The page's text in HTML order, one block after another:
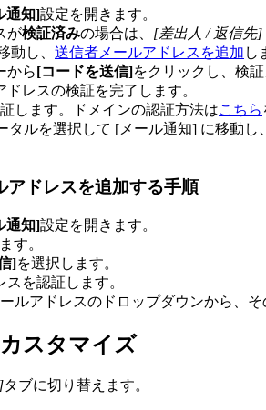
通知]設定を開きます。
が検証済みの場合は、 [差出人 / 返信先]
動し、 送信者メールアドレスを追加 し
から[コードを送信]をクリックし、検
レスの検証を完了します。
します。ドメインの認証方法はこちら
ルを選択して [メール通知] に移動し、
アドレスを追加する手順
通知]設定を開きます。
す。
]を選択します。
を認証します。
ールアドレスのドロップダウンから、
スタマイズ
タブに切り替えます。